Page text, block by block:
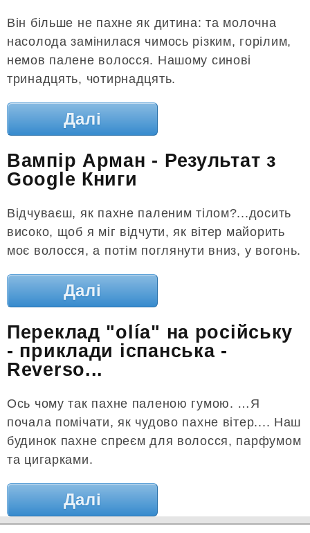
Він більше не пахне як дитина: та молочна
насолода замінилася чимось різким, горілим,
немов палене волосся. Нашому синові
тринадцять, чотирнадцять.
Далі
Вампір Арман - Результат з
Google Книги
Відчуваєш, як пахне паленим тілом?...досить
високо, щоб я міг відчути, як вітер майорить
моє волосся, а потім поглянути вниз, у вогонь.
Далі
Переклад "olía" на російську
- приклади іспанська -
Reverso...
Ось чому так пахне паленою гумою. …Я
почала помічати, як чудово пахне вітер.... Наш
будинок пахне спреєм для волосся, парфумом
та цигарками.
Далі